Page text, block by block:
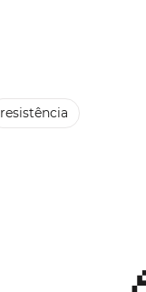
resistência